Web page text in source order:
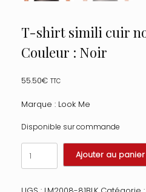
T-shirt simili cuir
Couleur : Noir
55.50€ TTC
Marque : Look Me
Disponible sur commande
quantité
de
T-
Ajouter au panier